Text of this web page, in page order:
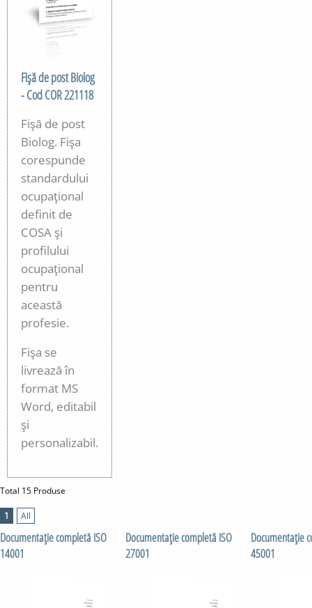
Fişă de post Biolog
- Cod COR 221118
Fişă de post
Biolog. Fişa
corespunde
standardului
ocupaţional
definit de
COSA şi
profilului
ocupaţional
pentru
această
profesie.
Fişa se
livrează în
format MS
Word, editabil
şi
personalizabil.
Total 15 Produse
1 All
Documentaţie completă ISO
14001
Documentaţie completă ISO
27001
Documentaţie
45001